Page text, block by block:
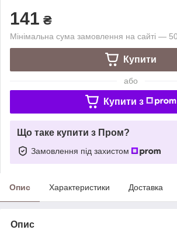
141 ₴
Мінімальна сума замовлення на сайті —
Купити
або
Купити з
Що таке купити з Пром?
Замовлення під захистом
Опис Характеристики Доставка
Опис